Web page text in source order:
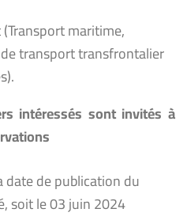
maritime,
transport transfrontalier
intéressés sont invités à
date de publication du
soit le 03 juin 2024